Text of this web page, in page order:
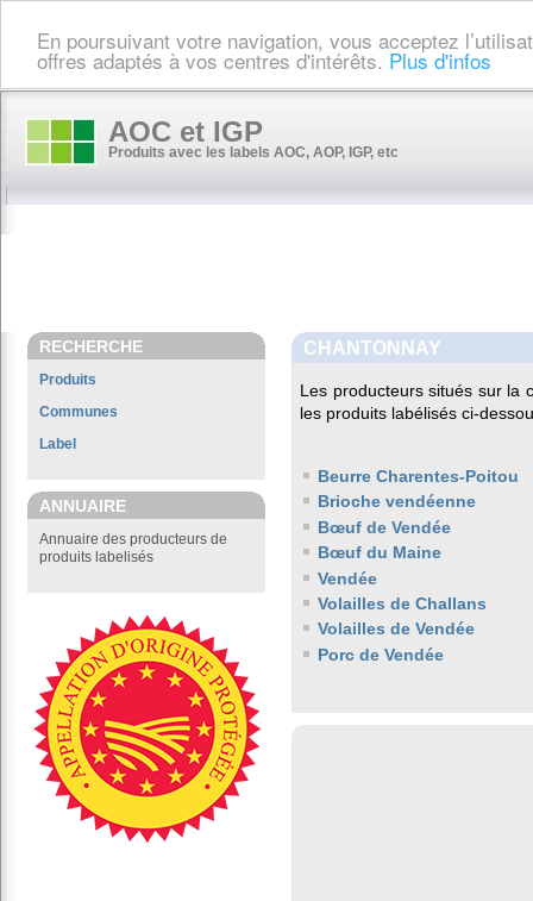
En poursuivant votre navigation, vous acceptez
offres adaptés à vos centres d'intérêts. Plus d'infos
AOC et IGP
Produits avec les labels AOC, AOP, IGP, etc
RECHERCHE
Produits
Communes
Label
ANNUAIRE
Annuaire des producteurs de
produits labelisés
CHANTONNAY
Les producteurs situés sur la
les produits labélisés ci-
Beurre Charentes-Poitou
Brioche vendéenne
Bœuf de Vendée
Bœuf du Maine
Vendée
Volailles de Challans
Volailles de Vendée
Porc de Vendée